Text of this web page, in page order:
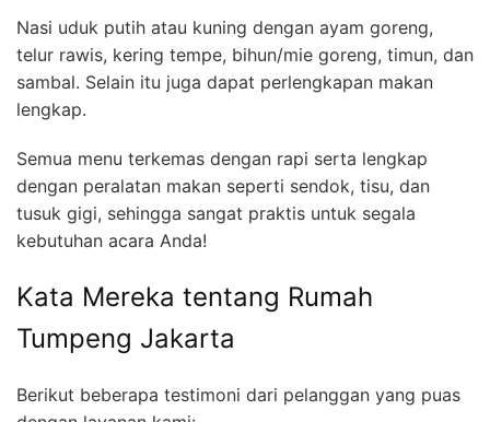
Nasi uduk putih atau kuning dengan ayam goreng,
telur rawis, kering tempe, bihun/mie goreng, timun, dan
sambal. Selain itu juga dapat perlengkapan makan
lengkap.
Semua menu terkemas dengan rapi serta lengkap
dengan peralatan makan seperti sendok, tisu, dan
tusuk gigi, sehingga sangat praktis untuk segala
kebutuhan acara Anda!
Kata Mereka tentang Rumah
Tumpeng Jakarta
Berikut beberapa testimoni dari pelanggan yang puas